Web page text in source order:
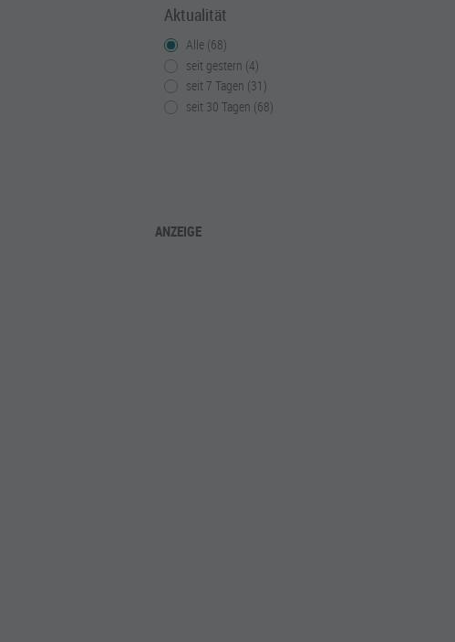
Aktualität
Alle (68)
seit gestern (4)
seit 7 Tagen (31)
seit 30 Tagen (68)
ANZEIGE